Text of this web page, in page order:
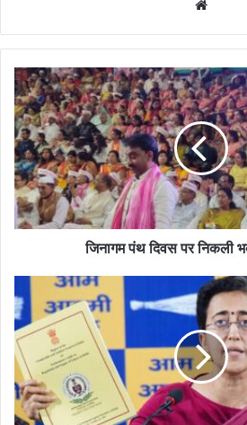
जिनागम
पंथ
दिवस
पर
निकली
भव्य
शोभा
यात्रा
जिनागम पंथ दिवस पर निकली
रिपोर्ट
में
कहा
गया
है
कि
नई